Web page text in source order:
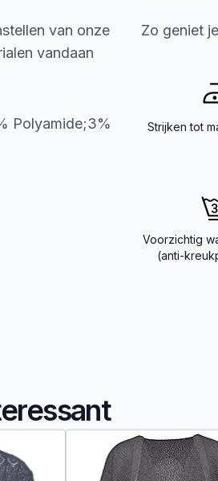
van onze
vandaan
Polyamide;3%
Zo geniet
Strijken tot
Voorzichtig
(anti-